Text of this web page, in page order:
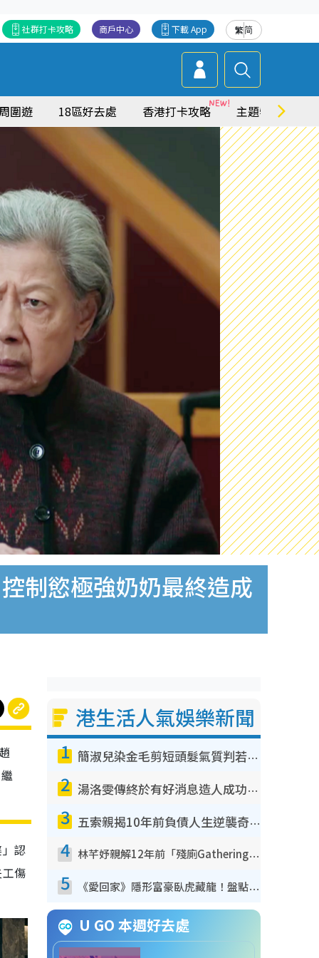
繁简
下載 App
商戶中心
社群打卡攻略
圍遊 18區好去處 香港打卡攻略 主題特集
制慾極強奶奶最終造成
認
傷
港生活人氣娛樂新聞
1 簡淑兒染金毛剪短頭髮氣質判若兩人！嚇壞老公麥大力都認唔出：「你做咩事？」
2 湯洛雯傳終於有好消息造人成功！兩大細節曝孕味極濃惹猜測：大肚婆先會咁！
3 五索親揭10年前負債人生逆襲奇蹟！全靠去一地方轉運後即遇上馬先生
4 林芊妤親解12年前「殘廁Gathering」真相！高層解約一句話重創尊嚴至今拒返TVB
5 《愛回家》隱形富豪臥虎藏龍！盤點12位財氣逼人的有錢藝人：呢位靚女3億身家唔憂做
U GO 本週好去處